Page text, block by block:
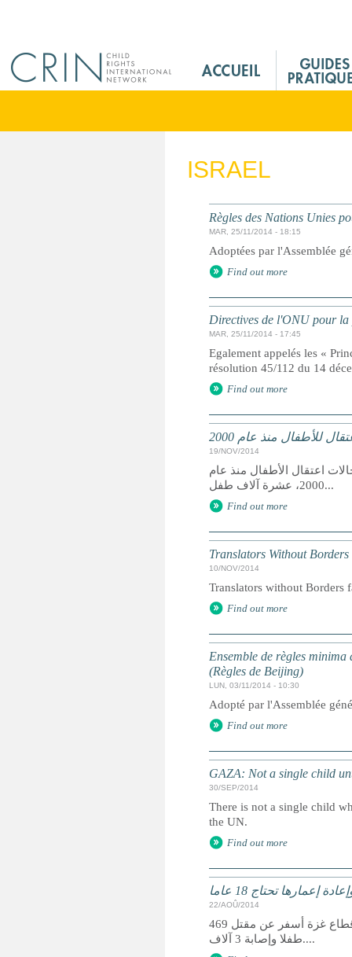
M
n
ISRAEL
Règles des Nations Unies
MAR, 25/11/2014 - 18:15
Adoptées par l'Assemblée
Find out more
Directives de l'ONU pour la
MAR, 25/11/2014 - 17:45
Egalement appelés les «
résolution 45/112 du 14
Find out more
للأطفال منذ عام 2000
19/NOV/2014
اعتقال الأطفال منذ عام
2000، عشرة آلاف طفل...
Find out more
Translators Without Borders
10/NOV/2014
Translators without Borders
Find out more
Ensemble de règles
(Règles de Beijing)
LUN, 03/11/2014 - 10:30
Adopté par l'Assemblée
Find out more
GAZA: Not a single child
30/SEP/2014
There is not a single child
the UN.
Find out more
22/AOÛ/2014
أفادت منظمة الأمم المتحدة للطفولة "اليونيسيف" أن النزاع المسلح الأخير في قطاع غزة أسفر عن مقتل 469
طفلا وإصابة 3 آلاف....